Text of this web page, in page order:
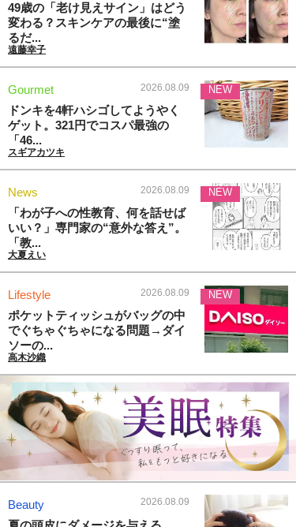
49歳の「老け見えサイン」はどう
変わる？スキンケアの最後に“塗
るだ...
遠藤幸子
Gourmet 2026.08.09
ドンキを4軒ハシゴしてようやく
ゲット。321円でコスパ最強の
「46...
スギアカツキ
NEW
News 2026.08.09
「わが子への性教育、何を話せば
いい？」専門家の“意外な答え”。
「教...
大夏えい
NEW
Lifestyle 2026.08.09
ポケットティッシュがバッグの中
でぐちゃぐちゃになる問題→ダイ
ソーの...
高木沙織
NEW
Beauty 2026.08.09